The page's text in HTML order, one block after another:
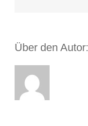
Über den Autor: